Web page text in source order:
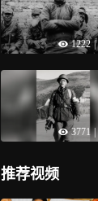
1222 |
3771 |
推荐视频